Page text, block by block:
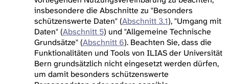
insbesondere die Abschnitte zu "Besonders
schützenswerte Daten" (Abschnitt 3.1), "Umgang mit
Daten" (Abschnitt 5) und "Allgemeine Technische
Grundsätze" (Abschnitt 6). Beachten Sie, dass die
Funktionalitäten und Tools von ILIAS der Universität
Bern grundsätzlich nicht eingesetzt werden dürfen,
um damit besonders schützenswerte